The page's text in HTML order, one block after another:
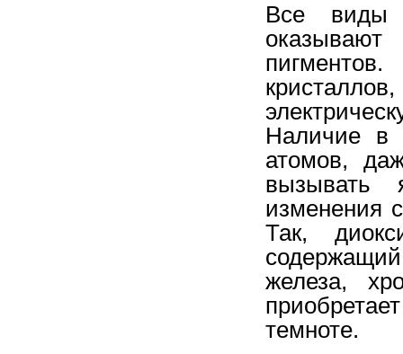
Все виды
Наличие в
атомов,
вызывать
изменения
Так,
железа,
темноте.